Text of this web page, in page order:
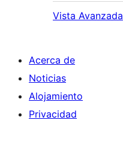
Vista Avanzada
Acerca de
Noticias
Alojamiento
Privacidad